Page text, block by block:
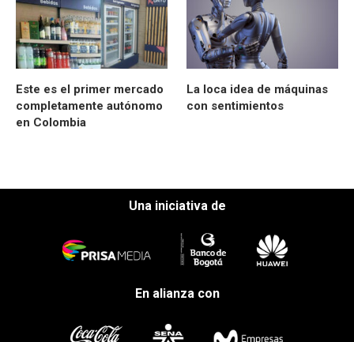
Este es el primer mercado
completamente autónomo
en Colombia
La loca idea de máquinas
con sentimientos
Una iniciativa de
En alianza con